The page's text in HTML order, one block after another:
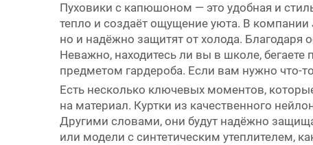
Пуховики с капюшоном — это удобная и
тепло и создаёт ощущение уюта. В
но и надёжно защитят от холода.
Неважно, находитесь ли вы в школе,
предметом гардероба. Если вам нужно что-
Есть несколько ключевых моментов,
на материал. Куртки из качественного
Другими словами, они будут надёжно
или модели с синтетическим утеплителем,